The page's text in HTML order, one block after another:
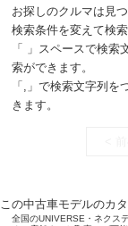
お探しのクルマは見
検索条件を変えて検
「 」スペースで検
索ができます。
「,」で検索文字列
きます。
この中古車モデルのカ
全国のUNIVERSE・ネクス